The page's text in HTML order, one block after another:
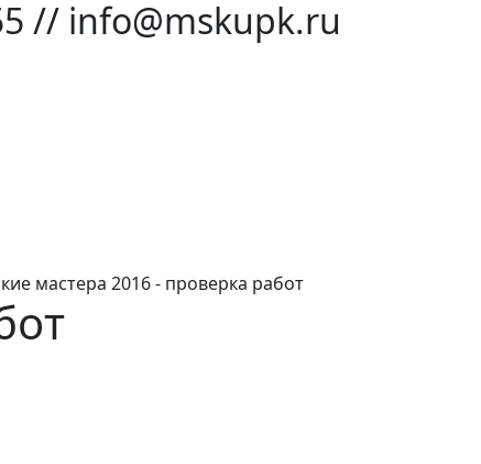
// info@mskupk.ru
мастера 2016 - проверка работ